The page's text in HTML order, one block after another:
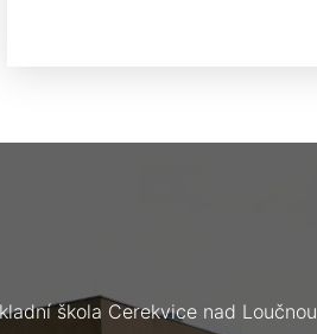
škola Cerekvice nad Loučnou